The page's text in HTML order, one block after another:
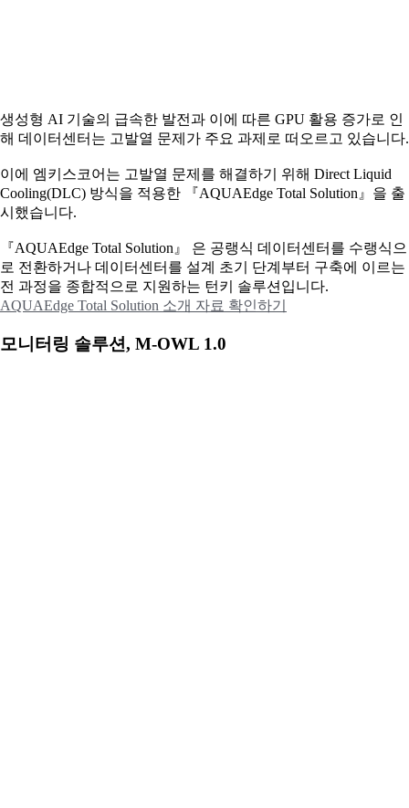
생성형 AI 기술의 급속한 발전과 이에 따른 GPU 활용 증가로 인
해 데이터센터는 고발열 문제가 주요 과제로 떠오르고 있습니다.
이에 엠키스코어는 고발열 문제를 해결하기 위해 Direct Liquid
Cooling(DLC) 방식을 적용한 『AQUAEdge Total Solution』을 출
시했습니다.
『AQUAEdge Total Solution』 은 공랭식 데이터센터를 수랭식으
로 전환하거나 데이터센터를 설계 초기 단계부터 구축에 이르는
전 과정을 종합적으로 지원하는 턴키 솔루션입니다.
AQUAEdge Total Solution 소개 자료 확인하기
모니터링 솔루션, M-OWL 1.0